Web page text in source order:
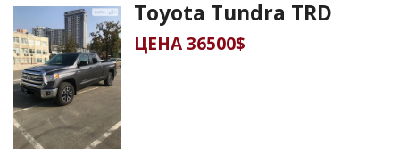
Toyota Tundra TRD
ЦЕНА 36500$